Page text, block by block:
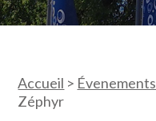
Accueil > Évenements
Zéphyr